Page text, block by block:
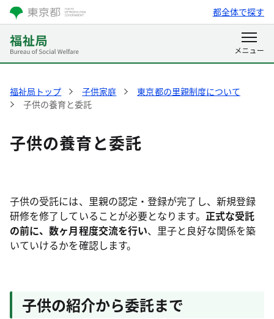
都全体で探す
福祉局トップ 子供家庭
東京都の里親制度について
子供の養育と委託
子供の養育と委託
子供の受託には、里親の認定・登録が完了し、新規登録
研修を修了していることが必要となります。 正式な受託
の前に、数ヶ月程度交流を行い、里子と良好な関係を築
いていけるかを確認します。
子供の紹介から委託まで